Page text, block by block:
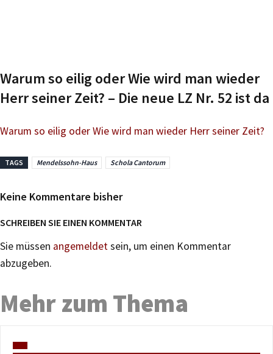
Warum so eilig oder Wie wird man wieder
Herr seiner Zeit? – Die neue LZ Nr. 52 ist da
Warum so eilig oder Wie wird man wieder Herr seiner Zeit?
TAGS Mendelssohn-Haus Schola Cantorum
Keine Kommentare bisher
SCHREIBEN SIE EINEN KOMMENTAR
Sie müssen angemeldetsein, um einen Kommentar
abzugeben.
Mehr zum Thema